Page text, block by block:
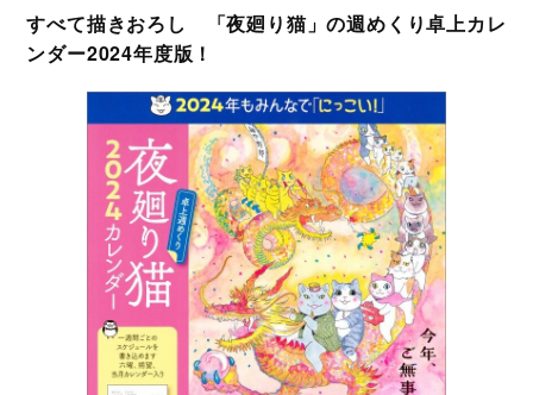
すべて描きおろし 「夜廻り猫」の週めくり卓上カレ
ンダー2024年度版！